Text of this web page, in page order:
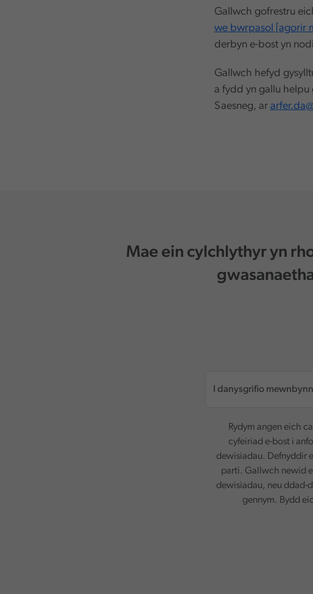
Gallwch gofrestru
we bwrpasol [agorir
derbyn e-bost yn
Gallwch hefyd
a fydd yn gallu helpu
Saesneg, ar
Mae ein cylchlythyr yn
Rydym angen eich
cyfeiriad e-bost i
dewisiadau. Defnyddir
parti. Gallwch newid
dewisiadau, neu ddad-
gennym. Bydd